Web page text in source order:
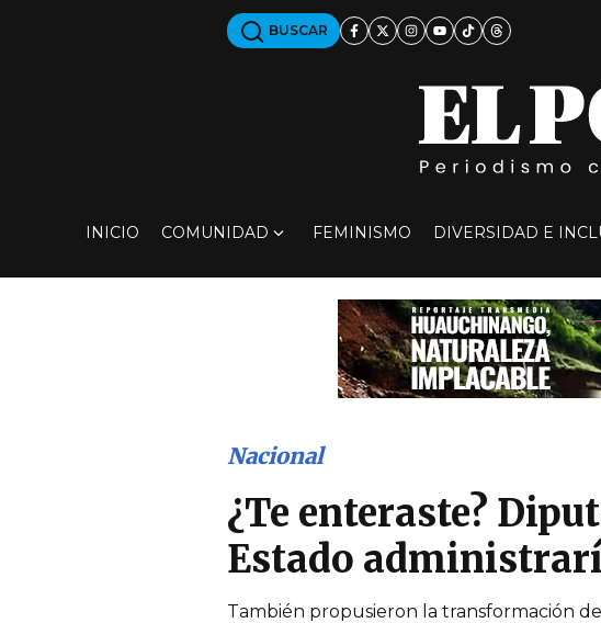
BUSCAR
INICIO COMUNIDAD FEMINISMO DIVERSIDAD E
Nacional
¿Te enteraste?
Estado
También propusieron la transformación